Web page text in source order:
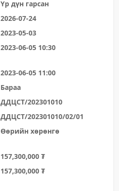
Үр дүн гарсан
2026-07-24
2023-05-03
2023-06-05 10:30
2023-06-05 11:00
Бараа
ДДЦСТ/202301010
ДДЦСТ/202301010/02/01
Өөрийн хөрөнгө
157,300,000 ₮
157,300,000 ₮